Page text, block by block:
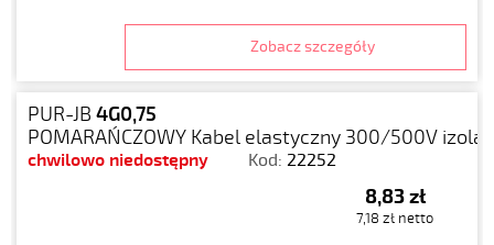
Zobacz szczegóły
PUR-JB 4G0,75
POMARAŃCZOWY Kabel elastyczny 300/500V
chwilowo niedostępny Kod: 22252
8,83 zł
7,18 zł netto